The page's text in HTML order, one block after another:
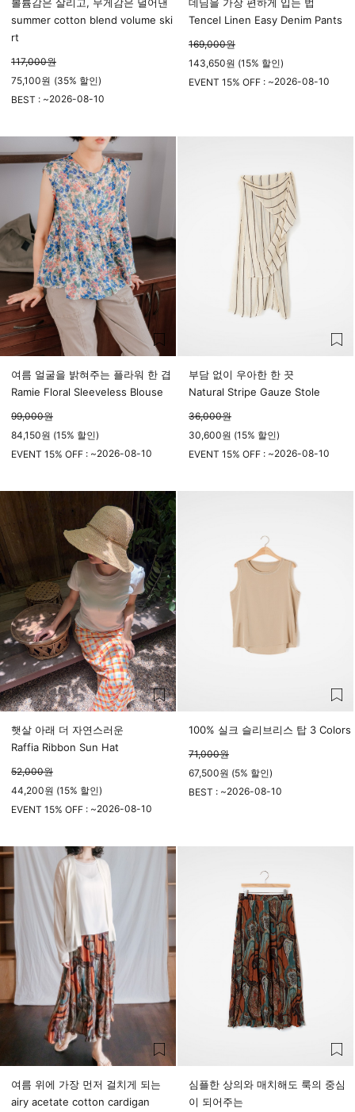
summer cotton blend volume ski
rt
117,000원
75,100원 (35% 할인)
BEST : ~2026-08-10
Tencel Linen Easy Denim Pants
169,000원
143,650원 (15% 할인)
EVENT 15% OFF : ~2026-08-10
여름 얼굴을 밝혀주는 플라워 한 겹
Ramie Floral Sleeveless Blouse
99,000원
84,150원 (15% 할인)
EVENT 15% OFF : ~2026-08-10
부담 없이 우아한 한 끗
Natural Stripe Gauze Stole
36,000원
30,600원 (15% 할인)
EVENT 15% OFF : ~2026-08-10
햇살 아래 더 자연스러운
Raffia Ribbon Sun Hat
52,000원
44,200원 (15% 할인)
EVENT 15% OFF : ~2026-08-10
100% 실크 슬리브리스 탑 3 Colors
71,000원
67,500원 (5% 할인)
BEST : ~2026-08-10
여름 위에 가장 먼저 걸치게 되는
airy acetate cotton cardigan
심플한 상의와 매치해도 룩의 중심
이 되어주는